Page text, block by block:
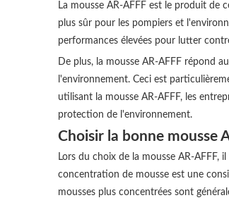
La mousse AR-AFFF est le produit
plus sûr pour les pompiers et
performances élevées pour lutter
De plus, la mousse AR-AFFF répond
l'environnement. Ceci est
utilisant la mousse AR-AFFF, les
protection de l'environnement.
Choisir la bonne mousse
Lors du choix de la mousse AR-
concentration de mousse est une
mousses plus concentrées sont